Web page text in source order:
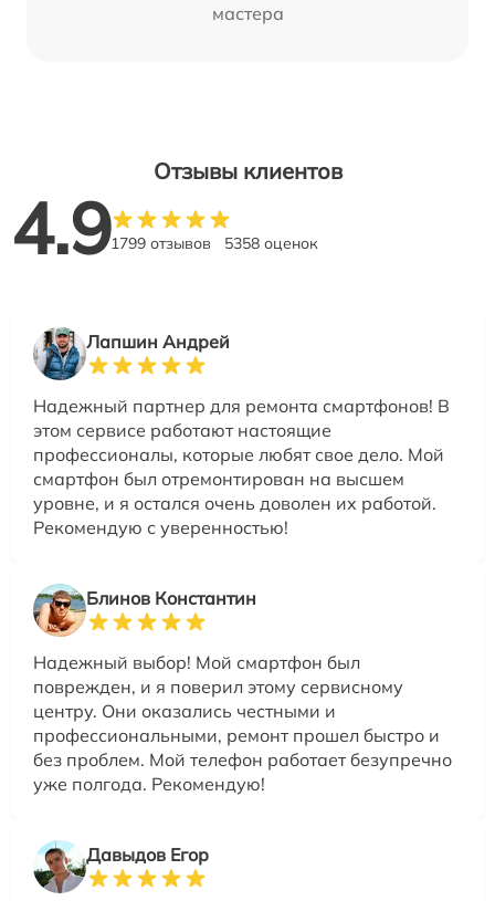
мастера
Отзывы клиентов
4.91799 отзывов 5358 оценок
Лапшин Андрей
Надежный партнер для ремонта смартфонов! В
этом сервисе работают настоящие
профессионалы, которые любят свое дело. Мой
смартфон был отремонтирован на высшем
уровне, и я остался очень доволен их работой.
Рекомендую с уверенностью!
Блинов Константин
Надежный выбор! Мой смартфон был
поврежден, и я поверил этому сервисному
центру. Они оказались честными и
профессиональными, ремонт прошел быстро и
без проблем. Мой телефон работает безупречно
уже полгода. Рекомендую!
Давыдов Егор